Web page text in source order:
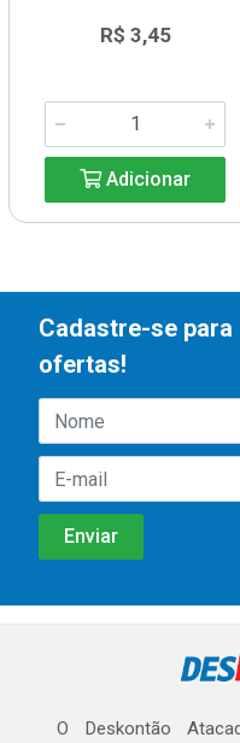
R$ 3,45
Adicionar
Cadastre-se
ofertas!
O Deskontão